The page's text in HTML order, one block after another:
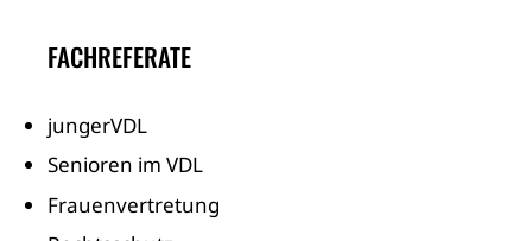
FACHREFERATE
jungerVDL
Senioren im VDL
Frauenvertretung